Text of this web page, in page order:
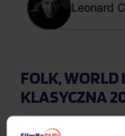
Leonard
FOLK,
KLASYCZNA